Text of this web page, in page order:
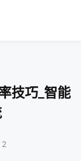
技巧_智能
2